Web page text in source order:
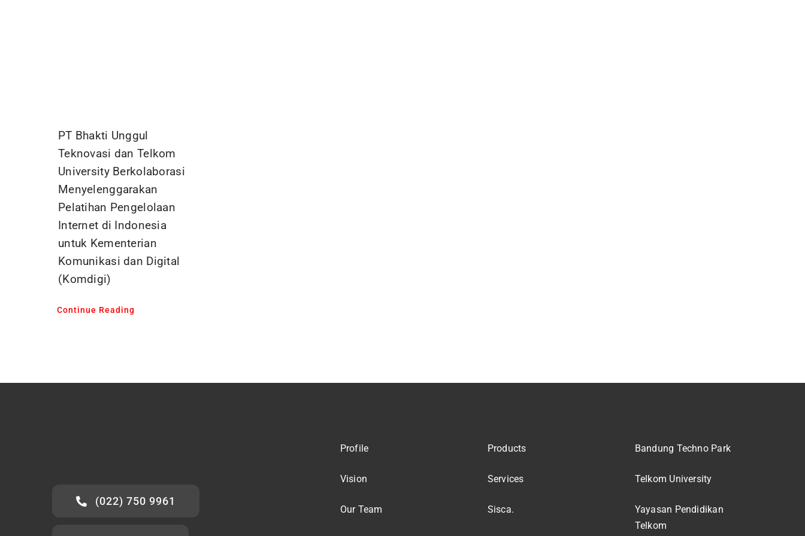
PT Bhakti Unggul
Teknovasi dan Telkom
University Berkolaborasi
Menyelenggarakan
Pelatihan Pengelolaan
Internet di Indonesia
untuk Kementerian
Komunikasi dan Digital
(Komdigi)
Continue Reading
(022) 750 9961
Profile
Vision
Our Team
Products
Services
Sisca.
Bandung Techno Park
Telkom University
Yayasan Pendidikan
Telkom